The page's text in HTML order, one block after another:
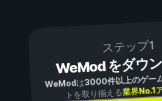
ステップ1
WeMod をダウ
WeModは3000件以上のゲー
トを取り揃える業界No.1